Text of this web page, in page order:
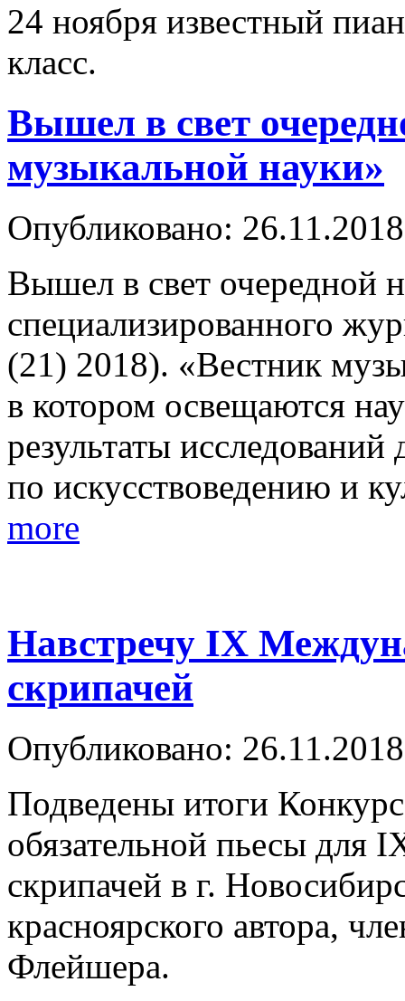
24 ноября известный
класс.
Вышел в свет
музыкальной науки»
Опубликовано: 26.11.2018
Вышел в свет очередной
специализированного
(21) 2018). «Вестник
в котором освещаются
результаты
по искусствоведению и
more
Навстречу IX
скрипачей
Опубликовано: 26.11.2018
Подведены итоги
обязательной пьесы для
скрипачей в г.
красноярского автора,
Флейшера.